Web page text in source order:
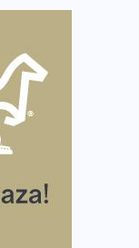
Jak
Maraton
warto wiedzieć
swój
też przy